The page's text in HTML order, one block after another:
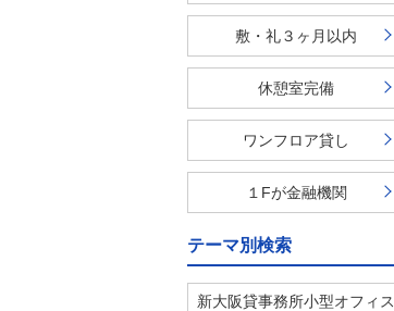
敷・礼３ヶ月以内
休憩室完備
ワンフロア貸し
１Fが金融機関
テーマ別検索
新大阪貸事務所小型オフィス